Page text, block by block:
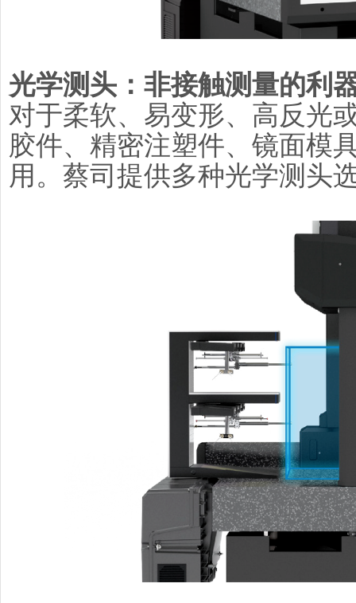
光学测头：非接触测量的利
对于柔软、易变形、高反光
胶件、精密注塑件、镜面模
用。蔡司提供多种光学测头